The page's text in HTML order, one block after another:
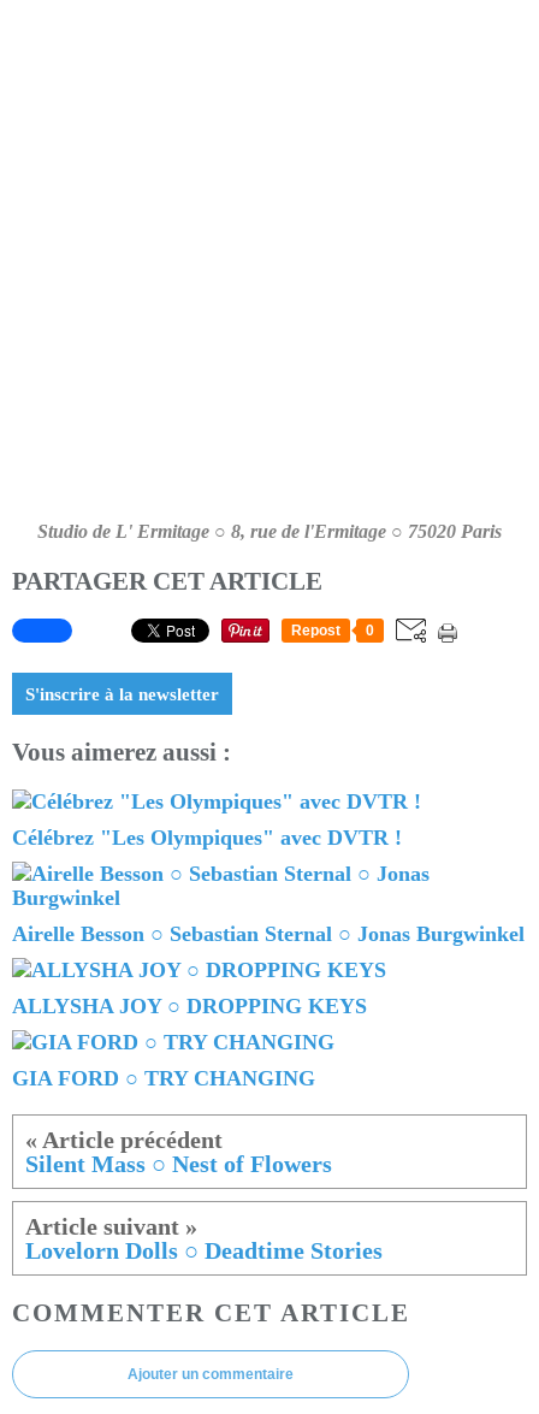
Studio de L' Ermitage ○ 8, rue de l'Ermitage ○ 75020 Paris
PARTAGER CET ARTICLE
Repost 0
S'inscrire à la newsletter
Vous aimerez aussi :
Célébrez "Les Olympiques" avec DVTR !
Airelle Besson ○ Sebastian Sternal ○ Jonas Burgwinkel
ALLYSHA JOY ○ DROPPING KEYS
GIA FORD ○ TRY CHANGING
Silent Mass ○ Nest of Flowers
Lovelorn Dolls ○ Deadtime Stories
COMMENTER CET ARTICLE
Ajouter un commentaire